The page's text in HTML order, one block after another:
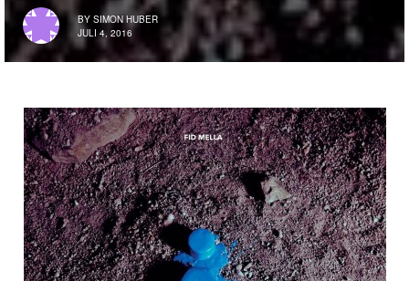
BY SIMON HUBER
JULI 4, 2016